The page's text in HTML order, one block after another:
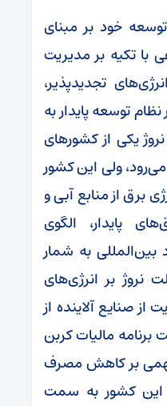
خود بر مبنای
با تکیه بر مدیریت
تجدیدپذیر،
توسعه پایدار به
یکی از کشورهای
ولی این کشور
بیش از ۹۸٪ انرژی برق از منابع آبی و
پایدار، الگوی
به شمار
نروژ بر انرژی‌های
صنایع آلاینده از
برنامه مالیات کربن
بسیار مهمی بر کاهش مصرف
کشور به سمت